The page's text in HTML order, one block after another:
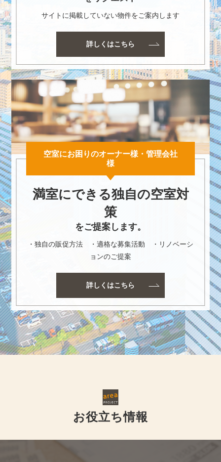
サイトに掲載していない物件をご案内します
詳しくはこちら
空室にお困りのオーナー様・管理会社
様
満室にできる独自の空室対
策
をご提案します。
・独自の販促方法 ・適格な募集活動 ・リノベーシ
ョンのご提案
詳しくはこちら
お役立ち情報